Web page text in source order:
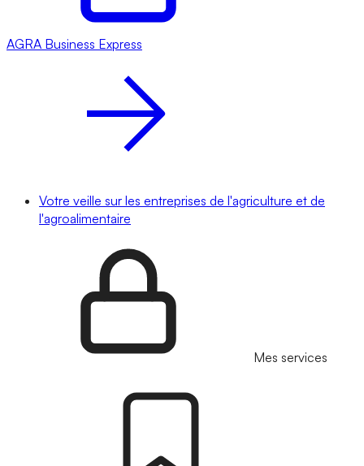
AGRA Business Express
Votre veille sur les entreprises de l'agriculture et de
l'agroalimentaire
Mes services